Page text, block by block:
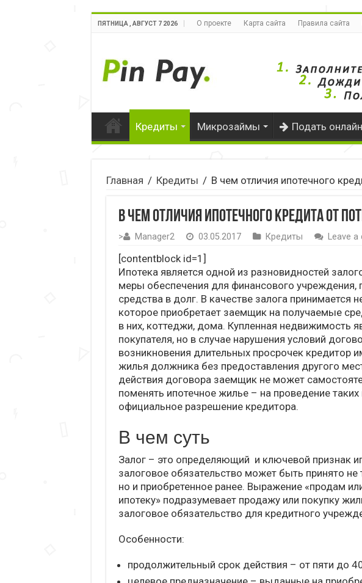
ПЯТНИЦА , АВГУСТ 7 2026 О проекте Карта сайта Правила сайта
Кредиты Микрозаймы Подать
Главная / Кредиты / В чем отличия ипотечного
В чем отличия ипотечного кредита от
> Manager2 03.05.2017 Кредиты Leave
[contentblock id=1]
Ипотека является одной из разновидностей
меры обеспечения для финансового
средства в долг. В качестве залога принимается
которое приобретает заемщик на получаемые
в них, коттеджи, дома. Купленная недвижимость
покупателя, но в случае нарушения условий
возникновения длительных просрочек кредитор
жилья должника без предоставления другого
действия договора заемщик не может
поменять ипотечное жилье – на проведение таких
официальное разрешение кредитора.
В чем суть
Залог – это определяющий и ключевой признак
залоговое обязательство может быть принято
но и приобретенное ранее. Выражение «продам
ипотеку» подразумевает продажу или покупку
залоговое обязательство для кредитного
Особенности:
продолжительный срок действия – от пяти до